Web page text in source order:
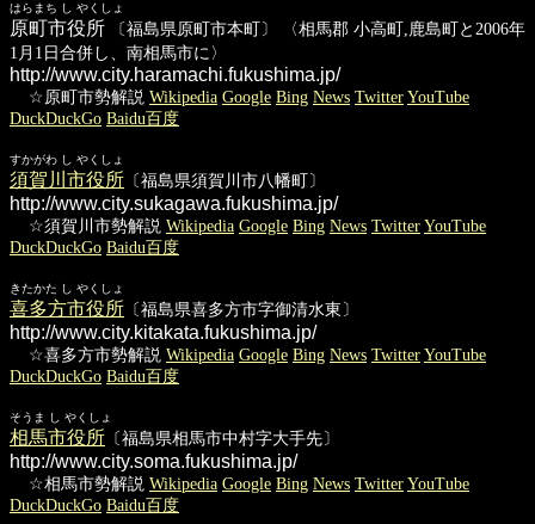
はらまち し やくしょ
原町市役所 〔福島県原町市本町〕 〈相馬郡 小高町,鹿島町と2006年
1月1日合併し、南相馬市に〉
http://www.city.haramachi.fukushima.jp/
☆原町市勢解説 Wikipedia Google Bing News Twitter YouTube
DuckDuckGo Baidu百度
すかがわ し やくしょ
須賀川市役所 〔福島県須賀川市八幡町〕
http://www.city.sukagawa.fukushima.jp/
☆須賀川市勢解説 Wikipedia Google Bing News Twitter YouTube
DuckDuckGo Baidu百度
きたかた し やくしょ
喜多方市役所 〔福島県喜多方市字御清水東〕
http://www.city.kitakata.fukushima.jp/
☆喜多方市勢解説 Wikipedia Google Bing News Twitter YouTube
DuckDuckGo Baidu百度
そうま し やくしょ
相馬市役所 〔福島県相馬市中村字大手先〕
http://www.city.soma.fukushima.jp/
☆相馬市勢解説 Wikipedia Google Bing News Twitter YouTube
DuckDuckGo Baidu百度